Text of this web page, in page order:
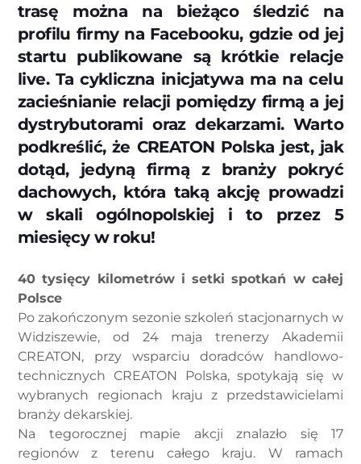
trasę można na bieżąco śledzić na
profilu firmy na Facebooku, gdzie od jej
startu publikowane są krótkie relacje
live. Ta cykliczna inicjatywa ma na celu
zacieśnianie relacji pomiędzy firmą a jej
dystrybutorami oraz dekarzami. Warto
podkreślić, że CREATON Polska jest, jak
dotąd, jedyną firmą z branży pokryć
dachowych, która taką akcję prowadzi
w skali ogólnopolskiej i to przez 5
miesięcy w roku!
40 tysięcy kilometrów i setki spotkań w całej
Polsce
Po zakończonym sezonie szkoleń stacjonarnych w
Widziszewie, od 24 maja trenerzy Akademii
CREATON, przy wsparciu doradców handlowo-
technicznych CREATON Polska, spotykają się w
wybranych regionach kraju z przedstawicielami
branży dekarskiej.
Na tegorocznej mapie akcji znalazło się 17
regionów z terenu całego kraju. W ramach